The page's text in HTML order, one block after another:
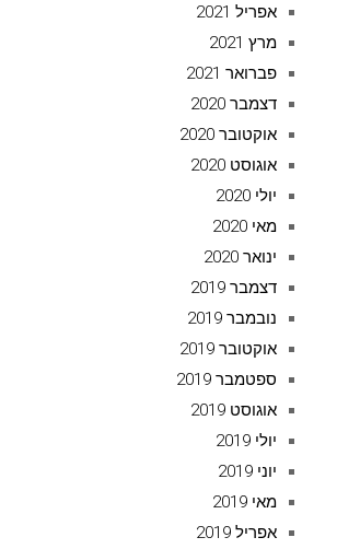
אפריל 2021
מרץ 2021
פברואר 2021
דצמבר 2020
אוקטובר 2020
אוגוסט 2020
יולי 2020
מאי 2020
ינואר 2020
דצמבר 2019
נובמבר 2019
אוקטובר 2019
ספטמבר 2019
אוגוסט 2019
יולי 2019
יוני 2019
מאי 2019
אפריל 2019